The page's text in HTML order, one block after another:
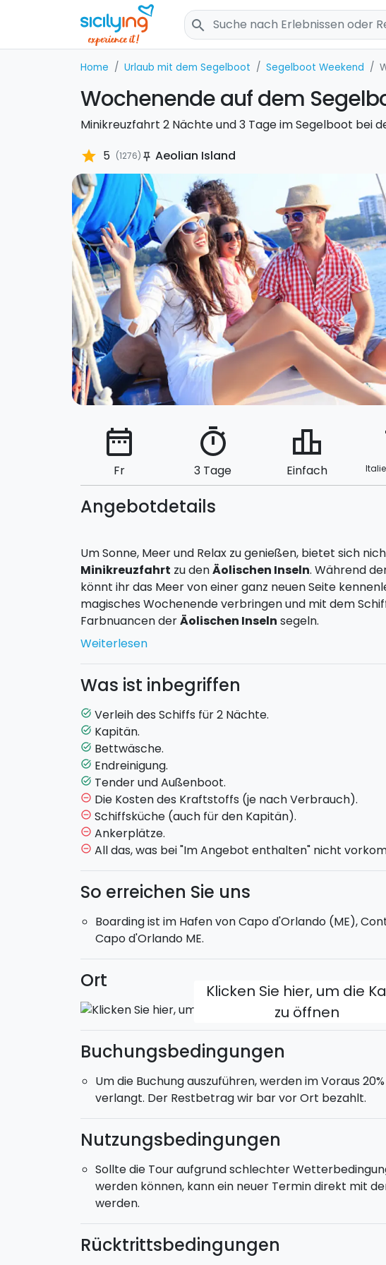
search
Home Urlaub mit dem Segelboot Segelboot Weekend
Wochenende auf dem
Minikreuzfahrt 2 Nächte und 3 Tage im Segelboot bei
star 5 (1276) push_pin Aeolian Island
date_range
Fr
timer
3 Tage
leaderboard
Einfach
Angebotdetails
Um Sonne, Meer und Relax zu genießen, bietet sich
Minikreuzfahrt zu denÄolischen Inseln. Während
könnt ihr das Meer von einer ganz neuen Seite
magisches Wochenende verbringen und mit dem
Farbnuancen derÄolischen Inseln segeln.
Hafen von Capo d'Orlando
Während der Fahrt könnt ihr die Inseln
Bei dem Schiff handelt es sich um ein
m).
Das Schiff wird nur euch zur Verfügung stehen.
Kapitän: inklusive.
Max. 8 Personen an Bord. Das Schiff verfügt über
Schlafnischen und1 WC
Kraftstoff: nach Verbrauch
Abfahrt:9:00 Uhr freitags vom Hafen Capo d'Orlando.
sonntags.
Weiterlesen
Was ist inbegriffen
task_alt Verleih des Schiffs für 2 Nächte.
task_alt Kapitän.
task_alt Bettwäsche.
task_alt Endreinigung.
task_alt Tender und Außenboot.
remove_circle_outline Die Kosten des Kraftstoffs (je nach Verbrauch).
remove_circle_outline Schiffsküche (auch für den Kapitän).
remove_circle_outline Ankerplätze.
remove_circle_outline All das, was bei "Im Angebot enthalten" nicht
So erreichen Sie uns
Boarding ist im Hafen von Capo d'Orlando (ME),
Capo d'Orlando ME.
Ort
Klicken Sie hier, um die
zu öffnen
Buchungsbedingungen
Um die Buchung auszuführen, werden im Voraus
verlangt. Der Restbetrag wir bar vor Ort bezahlt.
Nutzungsbedingungen
Sollte die Tour aufgrund schlechter
werden können, kann ein neuer Termin direkt mit
werden.
Rücktrittsbedingungen